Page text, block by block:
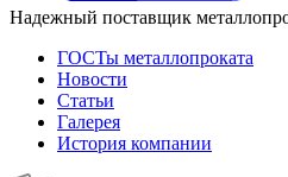
Надежный поставщик
ГОСТы металлопроката
Новости
Статьи
Галерея
История компании